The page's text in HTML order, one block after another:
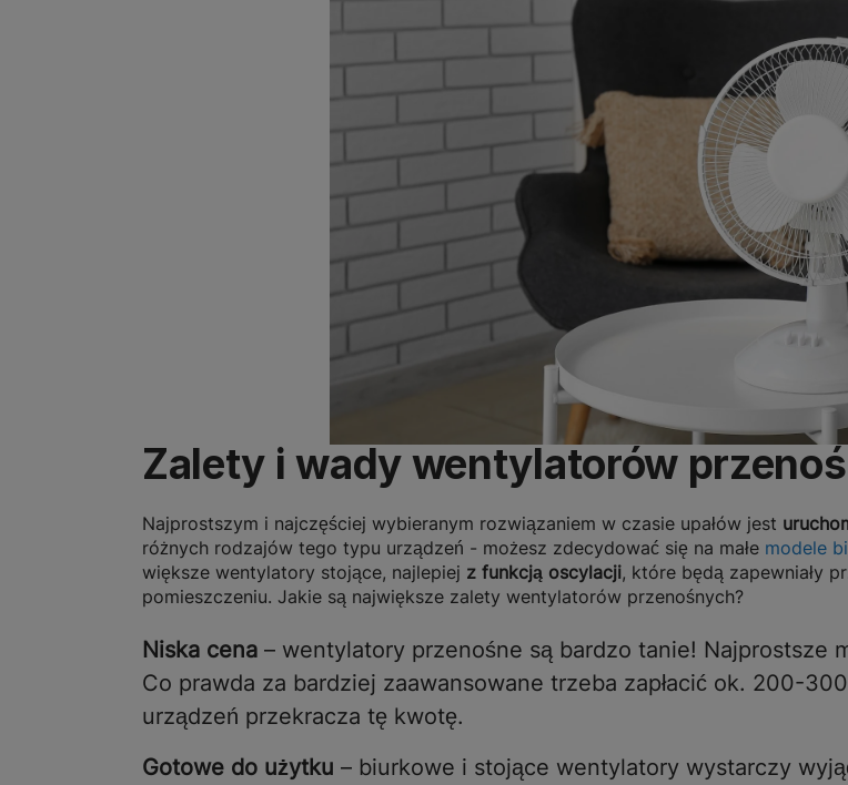
Zalety i wady wentylatorów
Najprostszym i najczęściej wybieranym rozwiązaniem w czasie upałów jest
różnych rodzajów tego typu urządzeń - możesz zdecydować się na małe modele
większe wentylatory stojące, najlepiej z funkcją oscylacji, które będą zapewniały
pomieszczeniu. Jakie są największe zalety wentylatorów przenośnych?
Niska cena – wentylatory przenośne są bardzo tanie! Najprostsze
Co prawda za bardziej zaawansowane trzeba zapłacić ok. 200-
urządzeń przekracza tę kwotę.
Gotowe do użytku – biurkowe i stojące wentylatory wystarczy